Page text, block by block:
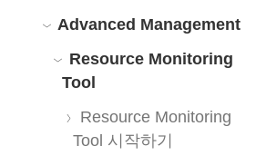
Advanced Management
Resource Monitoring
Tool
Resource Monitoring
Tool 시작하기